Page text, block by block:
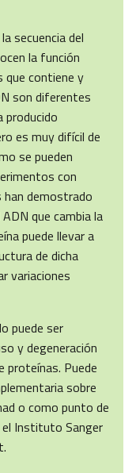
secuencia del
la función
que contiene y
son diferentes
producido
es muy difícil de
se pueden
con
demostrado
que cambia la
puede llevar a
de dicha
variaciones
puede ser
y degeneración
proteínas. Puede
sobre
o como punto de
Instituto Sanger